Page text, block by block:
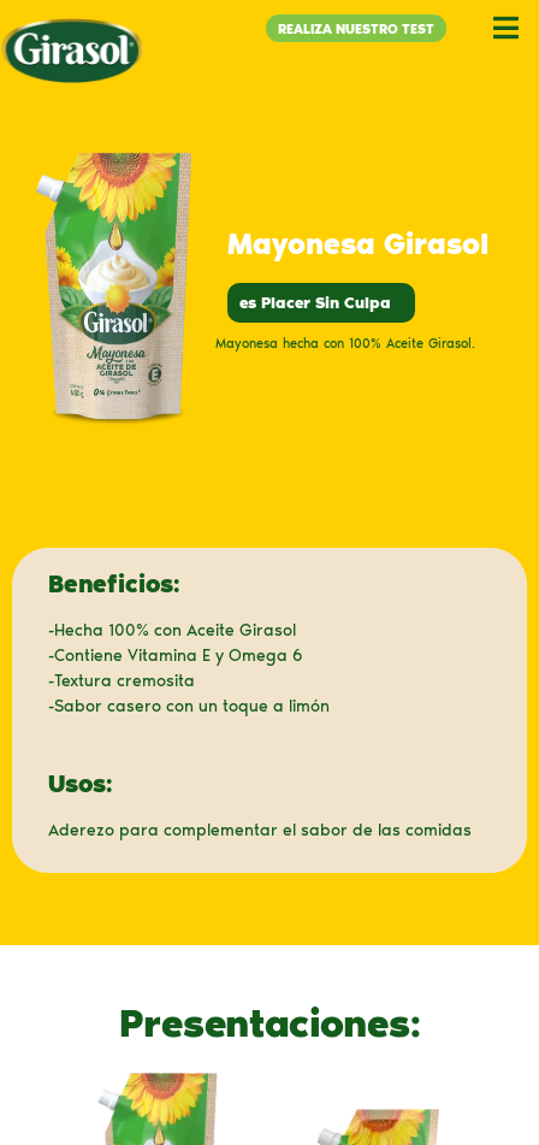
REALIZA NUESTRO TEST
Mayonesa Girasol
es Placer Sin Culpa
Mayonesa hecha con 100% Aceite Girasol.
Beneficios:
-Hecha 100% con Aceite Girasol
-Contiene Vitamina E y Omega 6
-Textura cremosita
-Sabor casero con un toque a limón
Usos:
Aderezo para complementar el sabor de las comidas
Presentaciones: